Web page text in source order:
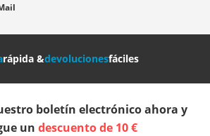
Italia (Italiano) Italien (Deutsch)
Slovenija België (Nederlands)
rápida &devolucionesfáciles
boletín electrónico ahora y
un descuento de 10 €